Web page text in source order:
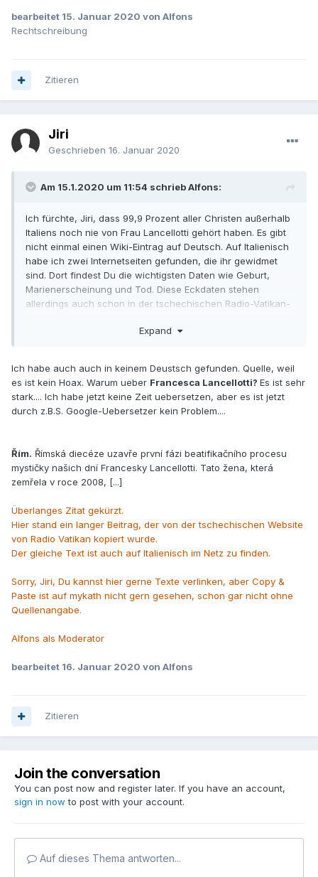
bearbeitet 15. Januar 2020 von Alfons
Rechtschreibung
Zitieren
Jiri
Geschrieben 16. Januar 2020
Am 15.1.2020 um 11:54 schrieb Alfons:
Ich fürchte, Jiri, dass 99,9 Prozent aller Christen außerhalb
Italiens noch nie von Frau Lancellotti gehört haben. Es gibt
nicht einmal einen Wiki-Eintrag auf Deutsch. Auf Italienisch
habe ich zwei Internetseiten gefunden, die ihr gewidmet
sind. Dort findest Du die wichtigsten Daten wie Geburt,
Marienerscheinung und Tod. Diese Eckdaten stehen
allerdings auch schon in der tschechischen Radio-Vatikan-
Übersetzungsprogramm übertragen, ich empfehle dazu
DeepL.
Alfons
Expand
Ich habe auch auch in keinem Deustsch gefunden. Quelle, weil
es ist kein Hoax. Warum ueber Francesca Lancellotti? Es ist sehr
stark.... Ich habe jetzt keine Zeit uebersetzen, aber es ist jetzt
durch z.B.S. Google-Uebersetzer kein Problem....
Řím. Římská diecéze uzavře první fázi beatifikačního procesu
mystičky našich dní Francesky Lancellotti. Tato žena, která
zemřela v roce 2008, [...]
Überlanges Zitat gekürzt.
Hier stand ein langer Beitrag, der von der tschechischen Website
von Radio Vatikan kopiert wurde.
Der gleiche Text ist auch auf Italienisch im Netz zu finden.
Sorry, Jiri, Du kannst hier gerne Texte verlinken, aber Copy &
Paste ist auf mykath nicht gern gesehen, schon gar nicht ohne
Quellenangabe.
Alfons als Moderator
bearbeitet 16. Januar 2020 von Alfons
Zitieren
Join the conversation
You can post now and register later. If you have an account,
sign in now to post with your account.
Auf dieses Thema antworten...